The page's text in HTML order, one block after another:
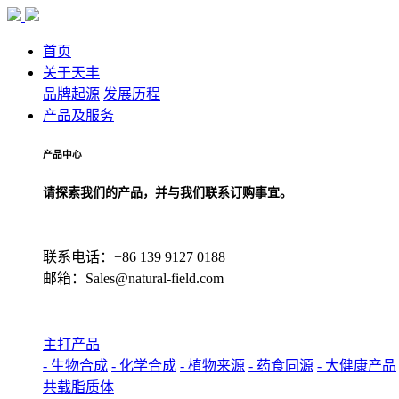
首页
关于天丰
品牌起源 发展历程
产品及服务
产品中心
请探索我们的产品，并与我们联系订购事宜。
联系电话：+86 139 9127 0188
邮箱：Sales@natural-field.com
主打产品
- 生物合成 - 化学合成 - 植物来源 - 药食同源 - 大健康产品
共载脂质体